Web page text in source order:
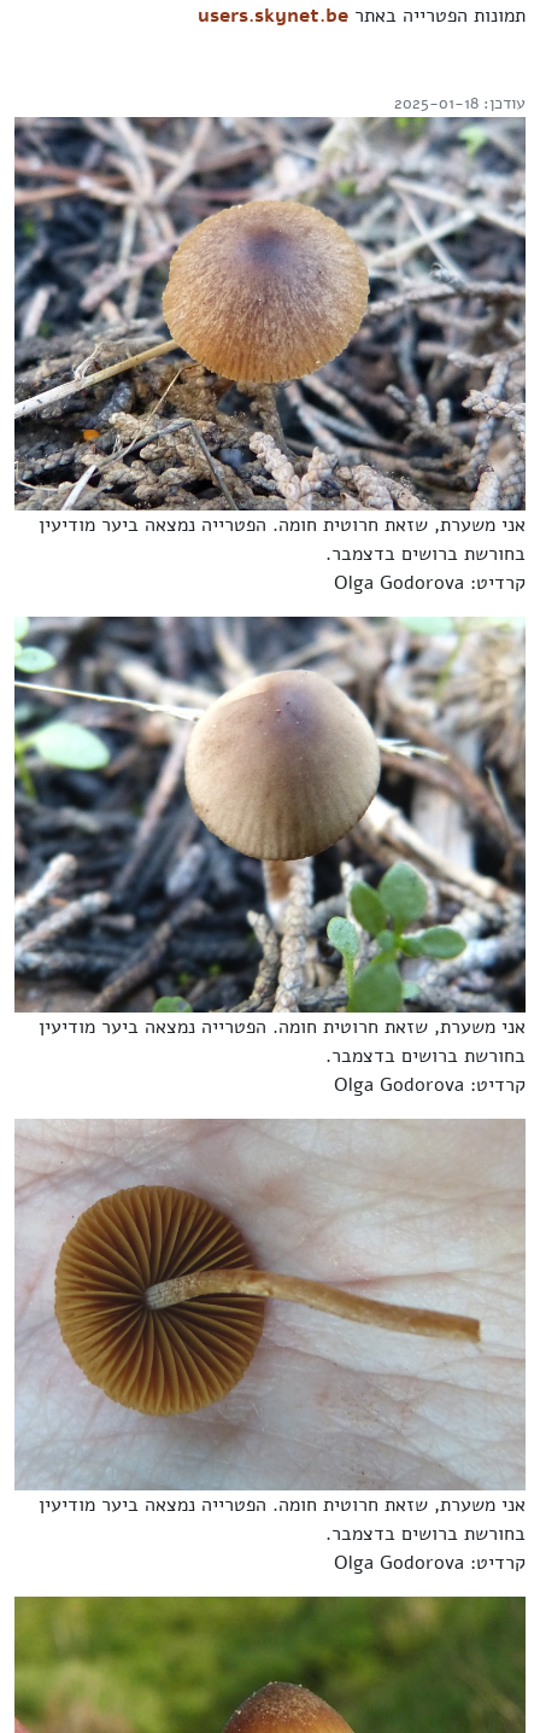
תמונות הפטרייה באתרusers.skynet.be
עודכן: 2025-01-18
אני משערת, שזאת חרוטית חומה. הפטרייה נמצאה ביער מודיעין
בחורשת ברושים בדצמבר.
קרדיט: Olga Godorova
אני משערת, שזאת חרוטית חומה. הפטרייה נמצאה ביער מודיעין
בחורשת ברושים בדצמבר.
קרדיט: Olga Godorova
אני משערת, שזאת חרוטית חומה. הפטרייה נמצאה ביער מודיעין
בחורשת ברושים בדצמבר.
קרדיט: Olga Godorova